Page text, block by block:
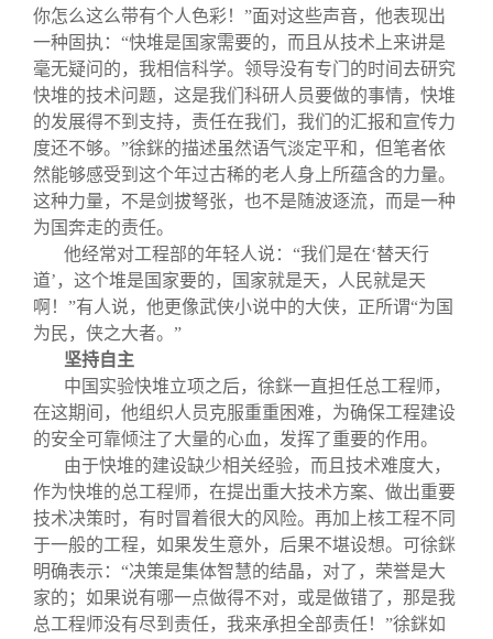
你怎么这么带有个人色彩！”面对这些声音，他表现出
一种固执：“快堆是国家需要的，而且从技术上来讲是
毫无疑问的，我相信科学。领导没有专门的时间去研究
快堆的技术问题，这是我们科研人员要做的事情，快堆
的发展得不到支持，责任在我们，我们的汇报和宣传力
度还不够。”徐銤的描述虽然语气淡定平和，但笔者依
然能够感受到这个年过古稀的老人身上所蕴含的力量。
这种力量，不是剑拔弩张，也不是随波逐流，而是一种
为国奔走的责任。
他经常对工程部的年轻人说：“我们是在‘替天行
道’，这个堆是国家要的，国家就是天，人民就是天
啊！”有人说，他更像武侠小说中的大侠，正所谓“为国
为民，侠之大者。”
坚持自主
中国实验快堆立项之后，徐銤一直担任总工程师，
在这期间，他组织人员克服重重困难，为确保工程建设
的安全可靠倾注了大量的心血，发挥了重要的作用。
由于快堆的建设缺少相关经验，而且技术难度大，
作为快堆的总工程师，在提出重大技术方案、做出重要
技术决策时，有时冒着很大的风险。再加上核工程不同
于一般的工程，如果发生意外，后果不堪设想。可徐銤
明确表示：“决策是集体智慧的结晶，对了，荣誉是大
家的；如果说有哪一点做得不对，或是做错了，那是我
总工程师没有尽到责任，我来承担全部责任！”徐銤如